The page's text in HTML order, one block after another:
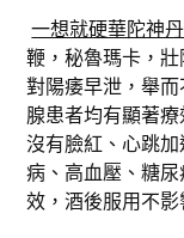
一想就硬華陀神
鞭，秘魯瑪卡，
對陽痿早泄，舉
腺患者均有顯著
沒有臉紅、心跳
病、高血壓、糖
效，酒後服用不影